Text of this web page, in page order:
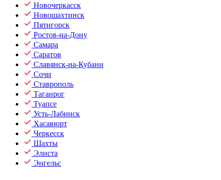
Новочеркасск
Новошахтинск
Пятигорск
Ростов-на-Дону
Самара
Саратов
Славянск-на-Кубани
Сочи
Ставрополь
Таганрог
Туапсе
Усть-Лабинск
Хасавюрт
Черкесск
Шахты
Элиста
Энгельс